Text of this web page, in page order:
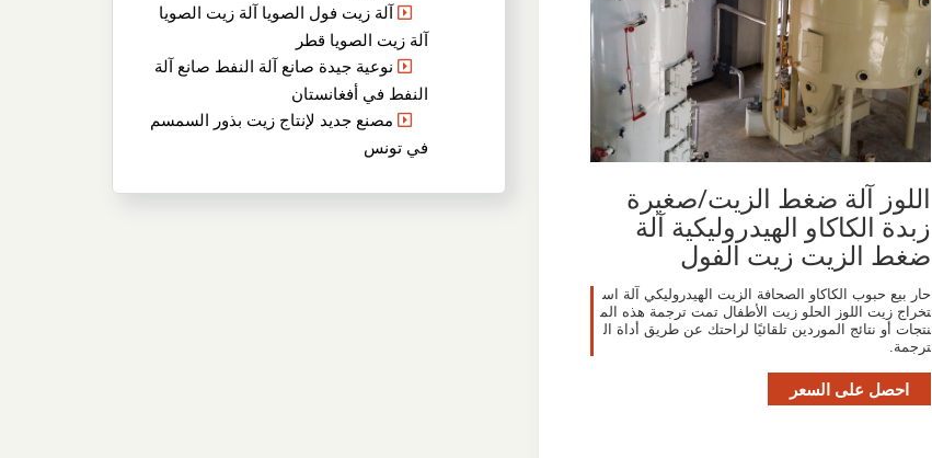
آلة زيت فول الصويا آلة زيت الصويا
آلة زيت الصويا قطر
نوعية جيدة صانع آلة النفط صانع آلة
النفط في أفغانستان
مصنع جديد لإنتاج زيت بذور السمسم
في تونس
اللوز آلة ضغط الزيت/صغيرة
زبدة الكاكاو الهيدروليكية آلة
ضغط الزيت زيت الفول
حار بيع حبوب الكاكاو الصحافة الزيت الهيدروليكي آلة اس
تخراج زيت اللوز الحلو زيت الأطفال تمت ترجمة هذه الم
نتجات أو نتائج الموردين تلقائيًا لراحتك عن طريق أداة ال
ترجمة.
احصل على السعر